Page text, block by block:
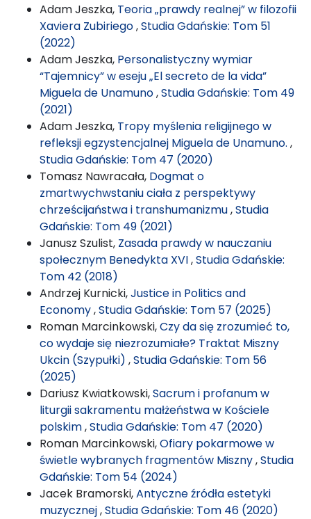
Adam Jeszka, Teoria „prawdy realnej” w filozofii
Xaviera Zubiriego,Studia Gdańskie: Tom 51
(2022)
Adam Jeszka, Personalistyczny wymiar
“Tajemnicy” w eseju „El secreto de la vida”
Miguela de Unamuno,Studia Gdańskie: Tom 49
(2021)
Adam Jeszka, Tropy myślenia religijnego w
refleksji egzystencjalnej Miguela de Unamuno. ,
Studia Gdańskie: Tom 47 (2020)
Tomasz Nawracała, Dogmat o
zmartwychwstaniu ciała z perspektywy
chrześcijaństwa i transhumanizmu,Studia
Gdańskie: Tom 49 (2021)
Janusz Szulist, Zasada prawdy w nauczaniu
społecznym Benedykta XVI,Studia Gdańskie:
Tom 42 (2018)
Andrzej Kurnicki,Justice in Politics and
Economy,Studia Gdańskie: Tom 57 (2025)
Roman Marcinkowski,Czy da się zrozumieć to,
co wydaje się niezrozumiałe? Traktat Miszny
Ukcin (Szypułki) ,Studia Gdańskie: Tom 56
(2025)
Dariusz Kwiatkowski,Sacrum i profanum w
liturgii sakramentu małżeństwa w Kościele
polskim,Studia Gdańskie: Tom 47 (2020)
Roman Marcinkowski,Ofiary pokarmowe w
świetle wybranych fragmentów Miszny,Studia
Gdańskie: Tom 54 (2024)
Jacek Bramorski,Antyczne źródła estetyki
muzycznej,Studia Gdańskie: Tom 46 (2020)